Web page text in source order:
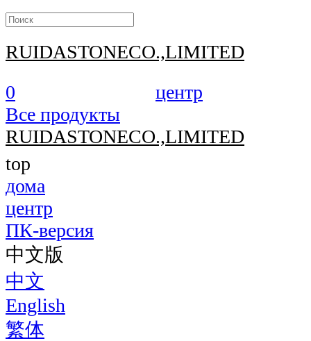
RUIDASTONECO.,LIMITED
0
Все продукты
центр
RUIDASTONECO.,LIMITED
top
дома
центр
ПК-версия
中文版
中文
English
繁体